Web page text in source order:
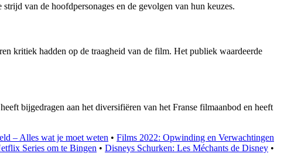
van de hoofdpersonages en de gevolgen van hun keuzes.
kritiek hadden op de traagheid van de film. Het publiek waardeerde
bijgedragen aan het diversifiëren van het Franse filmaanbod en heeft
– Alles wat je moet weten • Films 2022: Opwinding en Verwachtingen
Series om te Bingen • Disneys Schurken: Les Méchants de Disney •